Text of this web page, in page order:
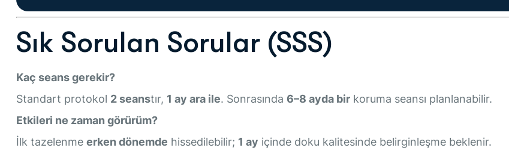
Sık Sorulan Sorular (SSS)
Kaç seans gerekir?
Standart protokol 2 seanstır, 1 ay ara ile. Sonrasında 6–8 ayda bir koruma seansı planlanabilir.
Etkileri ne zaman görürüm?
İlk tazelenme erken dönemde hissedilebilir; 1 ay içinde doku kalitesinde belirginleşme beklenir.